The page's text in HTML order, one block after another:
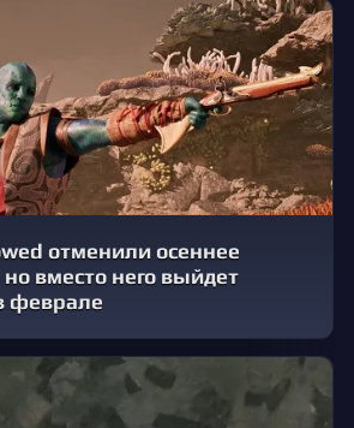
отменили осеннее
вместо него выйдет
феврале